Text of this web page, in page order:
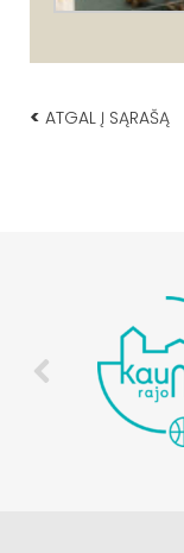
< ATGAL Į SĄRAŠĄ